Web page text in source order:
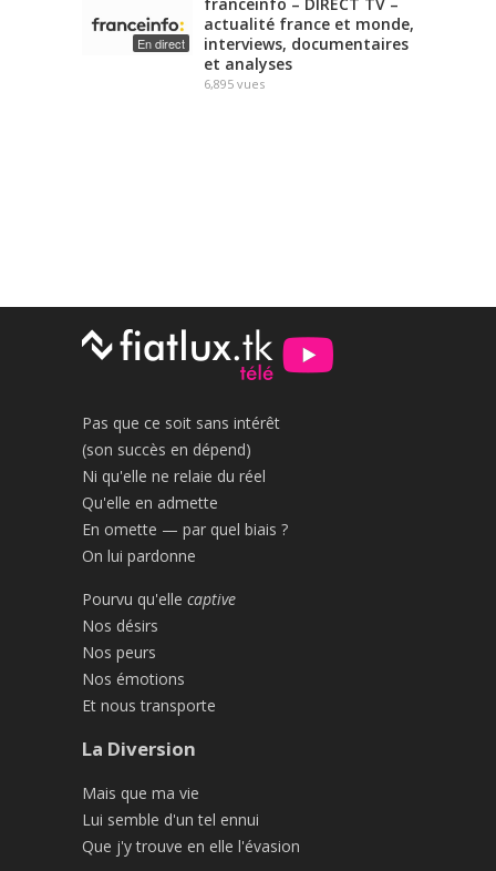
En direct
actualité france et monde,
interviews, documentaires
et analyses
6,895 vues
Pas que ce soit sans intérêt
(son succès en dépend)
Ni qu'elle ne relaie du réel
Qu'elle en admette
En omette — par quel biais ?
On lui pardonne
Pourvu qu'elle captive
Nos désirs
Nos peurs
Nos émotions
Et nous transporte
La Diversion
Mais que ma vie
Lui semble d'un tel ennui
Que j'y trouve en elle l'évasion